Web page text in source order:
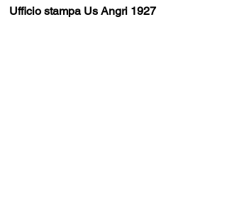
Ufficio stampa Us Angri 1927